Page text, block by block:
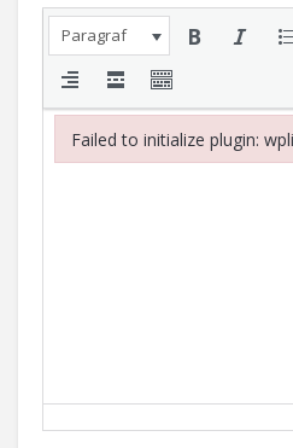
Paragraf
Failed to initialize plugin:
Failed to initialize plugin: